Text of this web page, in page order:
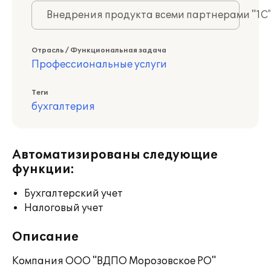
Внедрения продукта всеми партнерами
Отрасль / Функциональная задача
Профессиональные услуги
Теги
бухгалтерия
Автоматизированы следующие
функции:
Бухгалтерский учет
Налоговый учет
Описание
Компания ООО "ВДПО Морозовское РО"